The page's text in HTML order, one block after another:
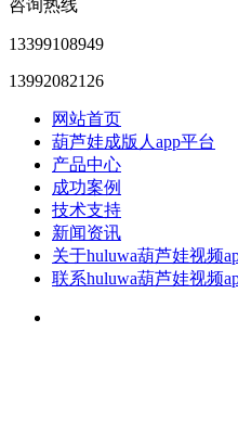
咨询热线
13399108949
13992082126
网站首页
葫芦娃成版人app平台
产品中心
成功案例
技术支持
新闻资讯
关于huluwa葫芦娃视频
联系huluwa葫芦娃视频